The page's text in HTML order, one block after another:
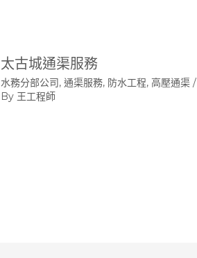
太古城通渠服務
水務分部公司, 通渠服務, 防水工程, 高壓通渠/
By 王工程師